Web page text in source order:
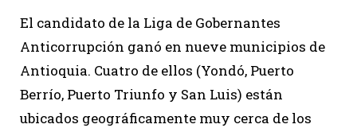
El candidato de la Liga de Gobernantes
Anticorrupción ganó en nueve municipios de
Antioquia. Cuatro de ellos (Yondó, Puerto
Berrío, Puerto Triunfo y San Luis) están
ubicados geográficamente muy cerca de los